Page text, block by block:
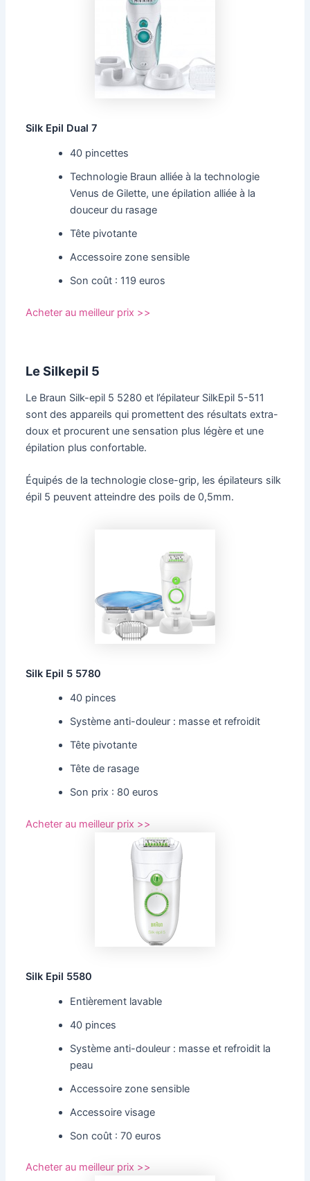
Silk Epil Dual 7
40 pincettes
Technologie Braun alliée à la technologie
Venus de Gilette, une épilation alliée à la
douceur du rasage
Tête pivotante
Accessoire zone sensible
Son coût : 119 euros
Acheter au meilleur prix >>
Le Silkepil 5
Le Braun Silk-epil 5 5280 et l’épilateur SilkEpil 5-511
sont des appareils qui promettent des résultats extra-
doux et procurent une sensation plus légère et une
épilation plus confortable.
Équipés de la technologie close-grip, les épilateurs silk
épil 5 peuvent atteindre des poils de 0,5mm.
Silk Epil 5 5780
40 pinces
Système anti-douleur : masse et refroidit
Tête pivotante
Tête de rasage
Son prix : 80 euros
Acheter au meilleur prix >>
Silk Epil 5580
Entièrement lavable
40 pinces
Système anti-douleur : masse et refroidit la
peau
Accessoire zone sensible
Accessoire visage
Son coût : 70 euros
Acheter au meilleur prix >>